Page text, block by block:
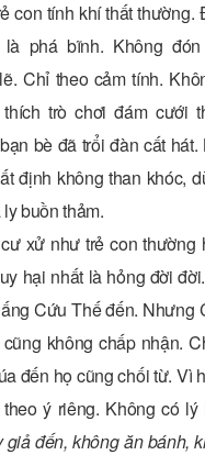
con tính khí thất thường.
phá bĩnh. Không
Chỉ theo cảm tính.
trò chơi đám cưới
bè đã trổi đàn cất
định không than khóc,
buồn thảm.
xử như trẻ con thường
hại nhất là hỏng đời
Cứu Thế đến. Nhưng
không chấp nhận.
đến họ cũng chối từ. Vì
ý riêng. Không có lý
giả đến, không ăn bánh,